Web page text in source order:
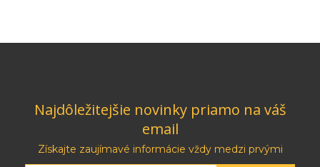
Najdôležitejšie novinky priamo na váš
email
Získajte zaujímavé informácie vždy medzi prvými